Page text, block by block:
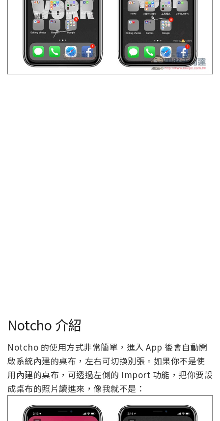
Notcho 介紹
Notcho 的使用方式非常簡單，進入 App 後會自動開
啟系統內建的桌布，左右可切換別張。如果你不是使
用內建的桌布，可透過左側的 Import 功能，把你要設
成桌布的照片讀進來，像我就不是：